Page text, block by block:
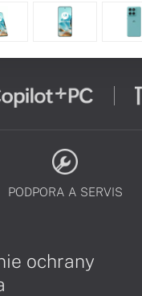
PODPORA A SERVIS
ochrany